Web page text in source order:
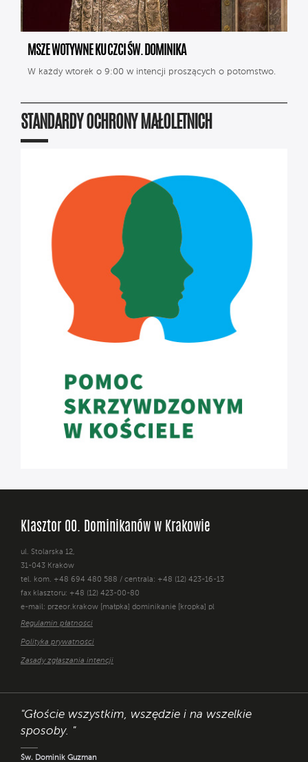
MSZE WOTYWNE KU CZCI ŚW. DOMINIKA
W każdy wtorek o 9:00 w intencji proszących o potomstwo.
STANDARDY OCHRONY MAŁOLETNICH
Klasztor OO. Dominikanów w Krakowie
ul. Stolarska 12,
31-043 Kraków
tel. kom. +48 694 480 588 / centrala: +48 (12) 423-16-13
fax klasztoru: +48 (12) 423-00-80
e-mail: przeor.krakow [małpka] dominikanie [kropka] pl
Regulamin płatności
Polityka prywatności
Zasady zgłaszania intencji
"Głoście wszystkim, wszędzie i na wszelkie
sposoby. "
Św. Dominik Guzman